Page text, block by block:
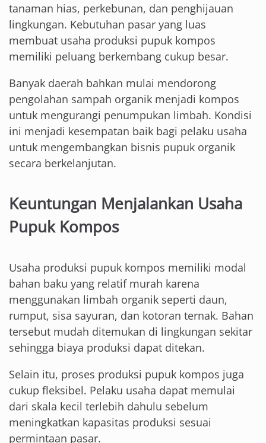
tanaman hias, perkebunan, dan penghijauan
lingkungan. Kebutuhan pasar yang luas
membuat usaha produksi pupuk kompos
memiliki peluang berkembang cukup besar.
Banyak daerah bahkan mulai mendorong
pengolahan sampah organik menjadi kompos
untuk mengurangi penumpukan limbah. Kondisi
ini menjadi kesempatan baik bagi pelaku usaha
untuk mengembangkan bisnis pupuk organik
secara berkelanjutan.
Keuntungan Menjalankan Usaha
Pupuk Kompos
Usaha produksi pupuk kompos memiliki modal
bahan baku yang relatif murah karena
menggunakan limbah organik seperti daun,
rumput, sisa sayuran, dan kotoran ternak. Bahan
tersebut mudah ditemukan di lingkungan sekitar
sehingga biaya produksi dapat ditekan.
Selain itu, proses produksi pupuk kompos juga
cukup fleksibel. Pelaku usaha dapat memulai
dari skala kecil terlebih dahulu sebelum
meningkatkan kapasitas produksi sesuai
permintaan pasar.